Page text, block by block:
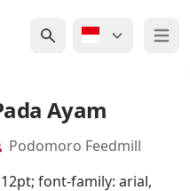
Open
Ayam
Podomoro Feedmill